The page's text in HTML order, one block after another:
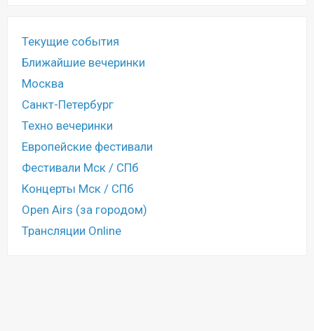
Текущие события
Ближайшие вечеринки
Москва
Санкт-Петербург
Техно вечеринки
Европейские фестивали
Фестивали Мск / СПб
Концерты Мск / СПб
Open Airs (за городом)
Трансляции Online